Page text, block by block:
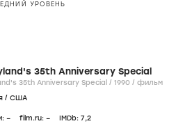
УРОВЕНЬ
35th Anniversary Special
Disneyland's 35th Anniversary Special / 1990 / фильм
/ США
– film.ru: – IMDb: 7,2